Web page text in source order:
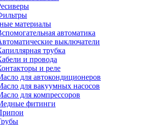
материалы
автоматика
выключатели
трубка
и провода
и реле
для автокондиционеров
для вакуумных насосов
для компрессоров
фитинги